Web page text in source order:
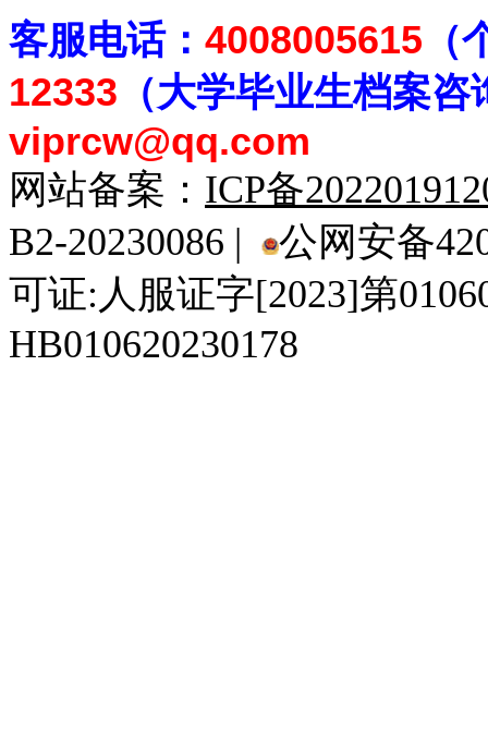
客服电话： 4008005615
12333 （大学毕业生档案咨
viprcw@qq.com
网站备案： ICP备
B2-20230086 |
公网安备
可证:人服证字[2023]第
HB010620230178